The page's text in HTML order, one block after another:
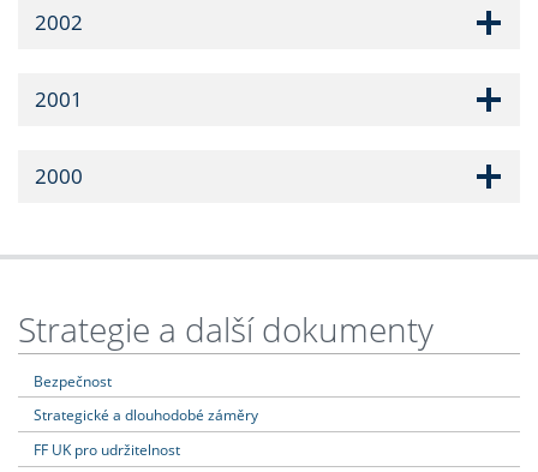
2002
2001
2000
Strategie a další dokumenty
Bezpečnost
Strategické a dlouhodobé záměry
FF UK pro udržitelnost